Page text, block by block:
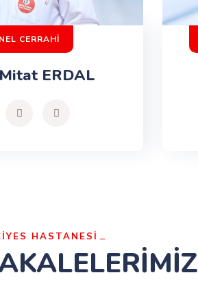
CERRAHİ
ERDAL
HASTANESİ